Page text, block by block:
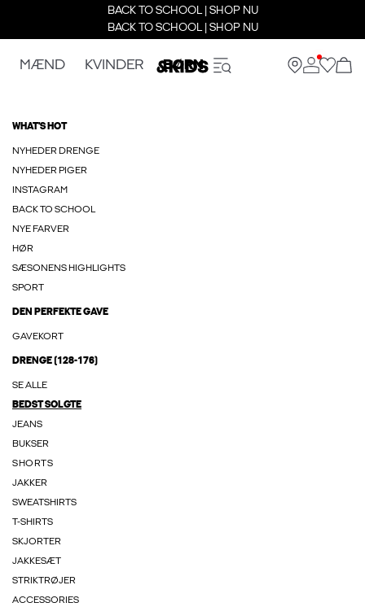
BACK TO SCHOOL | SHOP NU
BACK TO SCHOOL | SHOP NU
MÆND KVINDER BØRN
WHAT'S HOT
NYHEDER DRENGE
NYHEDER PIGER
INSTAGRAM
BACK TO SCHOOL
NYE FARVER
HØR
SÆSONENS HIGHLIGHTS
SPORT
DEN PERFEKTE GAVE
GAVEKORT
DRENGE (128-176)
SE ALLE
BEDST SOLGTE
JEANS
BUKSER
SHORTS
JAKKER
SWEATSHIRTS
T-SHIRTS
SKJORTER
JAKKESÆT
STRIKTRØJER
ACCESSORIES